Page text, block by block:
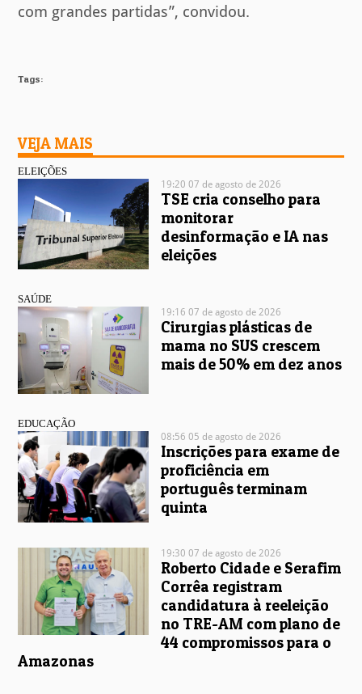
com grandes partidas”, convidou.
Tags:
VEJA MAIS
ELEIÇÕES
19:20 07 de agosto de 2026
TSE cria conselho para
monitorar
desinformação e IA nas
eleições
SAÚDE
19:16 07 de agosto de 2026
Cirurgias plásticas de
mama no SUS crescem
mais de 50% em dez anos
EDUCAÇÃO
08:56 05 de agosto de 2026
Inscrições para exame de
proficiência em
português terminam
quinta
19:30 07 de agosto de 2026
Roberto Cidade e Serafim
Corrêa registram
candidatura à reeleição
no TRE-AM com plano de
44 compromissos para o
Amazonas